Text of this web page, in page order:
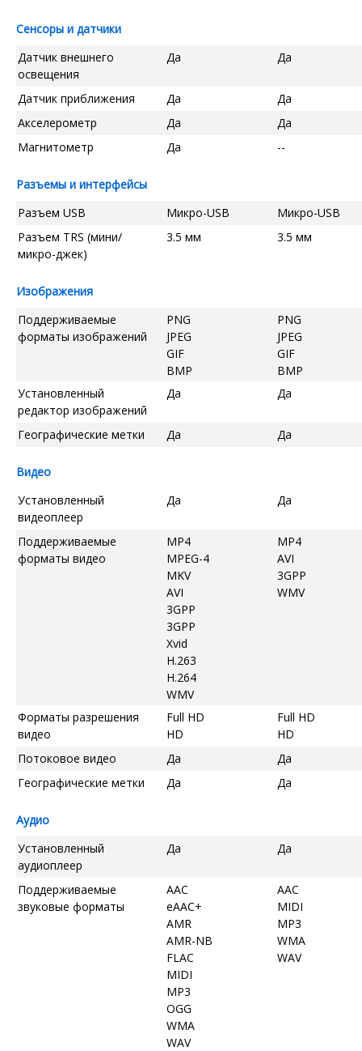
Сенсоры и датчики
Датчик внешнего
освещения
Да Да
Датчик приближения Да
Да
Акселерометр
Да
Да
Магнитометр
Да --
Разъемы и интерфейсы
Разъем USB
Микро-USB
Микро-USB
Разъем TRS (мини/
микро-джек)
3.5 мм 3.5 мм
Изображения
Поддерживаемые
форматы изображений
PNG
JPEG
GIF
BMP
PNG
JPEG
GIF
BMP
Установленный
редактор изображений
Да Да
Географические метки Да Да
Видео
Установленный
видеоплеер
Да Да
Поддерживаемые
форматы видео
MP4
MPEG-4
MKV
AVI
3GPP
3GPP
Xvid
H.263
H.264
WMV
MP4
AVI
3GPP
WMV
Форматы разрешения
видео
Full HD
HD
Full HD
HD
Потоковое видео
Да
Да
Географические метки
Да Да
Аудио
Установленный
аудиоплеер
Да Да
Поддерживаемые
звуковые форматы
AAC
eAAC+
AMR
AMR-NB
FLAC
MIDI
MP3
OGG
WMA
WAV
AAC
MIDI
MP3
WMA
WAV